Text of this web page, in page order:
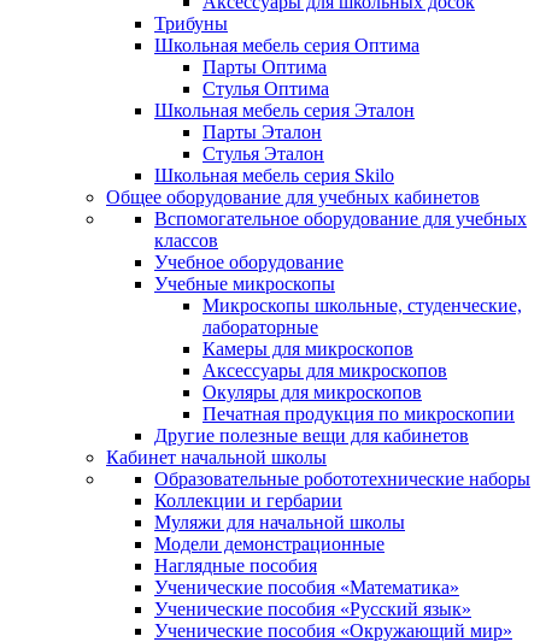
Трибуны
Школьная мебель серия Оптима
Парты Оптима
Стулья Оптима
Школьная мебель серия Эталон
Парты Эталон
Стулья Эталон
Школьная мебель серия Skilo
Общее оборудование для учебных кабинетов
Вспомогательное оборудование для учебных
классов
Учебное оборудование
Учебные микроскопы
Микроскопы школьные, студенческие,
лабораторные
Камеры для микроскопов
Аксессуары для микроскопов
Окуляры для микроскопов
Печатная продукция по микроскопии
Другие полезные вещи для кабинетов
Кабинет начальной школы
Образовательные робототехнические наборы
Коллекции и гербарии
Муляжи для начальной школы
Модели демонстрационные
Наглядные пособия
Ученические пособия «Математика»
Ученические пособия «Русский язык»
Ученические пособия «Окружающий мир»